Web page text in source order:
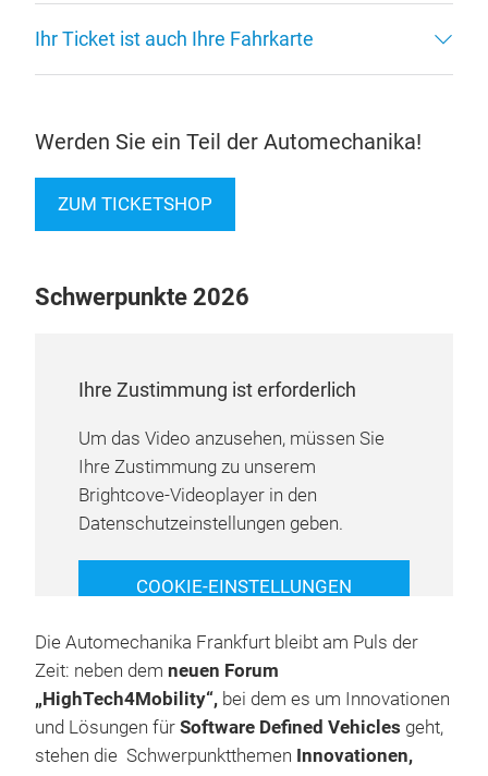
Ihr Ticket ist auch Ihre Fahrkarte
Werden Sie ein Teil der Automechanika!
ZUM TICKETSHOP
Schwerpunkte 2026
Ihre Zustimmung ist erforderlich
Um das Video anzusehen, müssen Sie
Ihre Zustimmung zu unserem
Brightcove-Videoplayer in den
Datenschutzeinstellungen geben.
COOKIE-EINSTELLUNGEN
Die Automechanika Frankfurt bleibt am Puls der
Zeit: neben dem neuen Forum
„HighTech4Mobility“, bei dem es um Innovationen
und Lösungen für Software Defined Vehicles geht,
stehen die Schwerpunktthemen Innovationen,